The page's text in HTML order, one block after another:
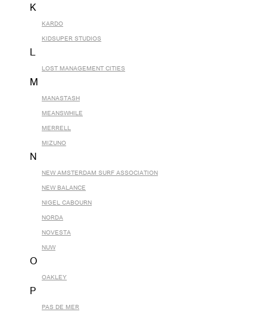
K
KARDO
KIDSUPER STUDIOS
L
LOST MANAGEMENT CITIES
M
MANASTASH
MEANSWHILE
MERRELL
MIZUNO
N
NEW AMSTERDAM SURF ASSOCIATION
NEW BALANCE
NIGEL CABOURN
NORDA
NOVESTA
NUW
O
OAKLEY
P
PAS DE MER